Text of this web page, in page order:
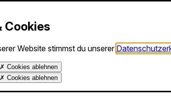
Cookies
Website stimmst du unserer
✗ Cookies ablehnen
✗ Cookies ablehnen